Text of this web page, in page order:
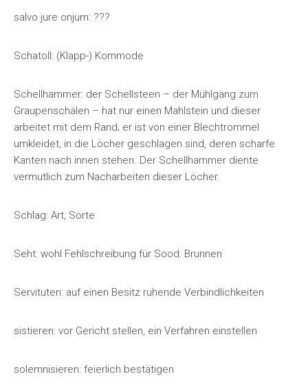
salvo jure onjum: ???
Schatoll: (Klapp-) Kommode
Schellhammer: der Schellsteen – der Mühlgang zum
Graupenschälen – hat nur einen Mahlstein und dieser
arbeitet mit dem Rand; er ist von einer Blechtrommel
umkleidet, in die Löcher geschlagen sind, deren scharfe
Kanten nach innen stehen. Der Schellhammer diente
vermutlich zum Nacharbeiten dieser Löcher.
Schlag: Art, Sorte
Seht: wohl Fehlschreibung für Sood: Brunnen
Servituten: auf einen Besitz ruhende Verbindlichkeiten
sistieren: vor Gericht stellen, ein Verfahren einstellen
solemnisieren: feierlich bestätigen